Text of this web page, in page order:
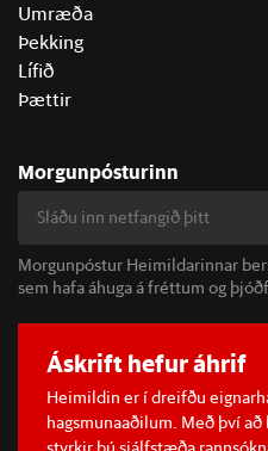
Umræða
Þekking
Lífið
Þættir
Morgunpósturinn
Morgunpóstur Heimildarinnar
sem hafa áhuga á fréttum og
Áskrift hefur áhrif
Heimildin er í dreifðu
hagsmunaaðilum. Með því